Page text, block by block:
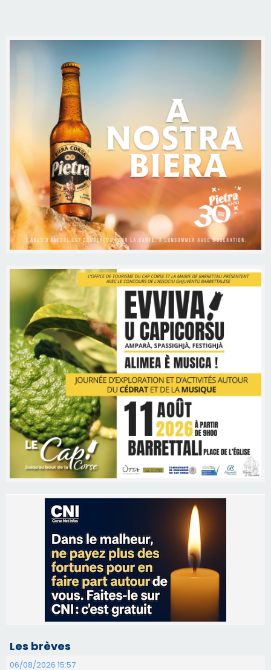
Les brèves
06/08/2026 15:57
Ucciani – Marché des producteurs à Cruculi le
06/08/2026 15:25
Corte – L’association A Nuciola organise une
06/08/2026 15:04